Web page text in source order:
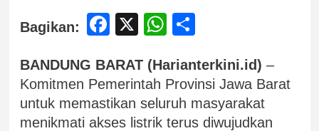
Bagikan: Facebook
X WhatsApp
BANDUNG BARAT (Harianterkini.id) –
Komitmen Pemerintah Provinsi Jawa Barat
untuk memastikan seluruh masyarakat
menikmati akses listrik terus diwujudkan